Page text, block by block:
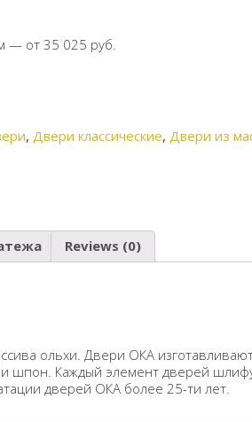
— от 35 025 руб.
, Двери классические, Двери из
Reviews (0)
ольхи. Двери ОКА
шпон. Каждый элемент дверей
дверей ОКА более 25-ти лет.